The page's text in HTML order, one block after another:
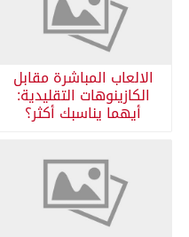
الالعاب المباشرة مقابل
الكازينوهات التقليدية:
أيهما يناسبك أكثر؟